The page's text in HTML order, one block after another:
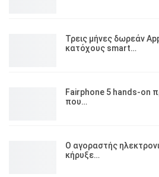
Τρεις μήνες δωρεάν
κατόχους smart…
Fairphone 5 hands-on
που…
Ο αγοραστής
κήρυξε…